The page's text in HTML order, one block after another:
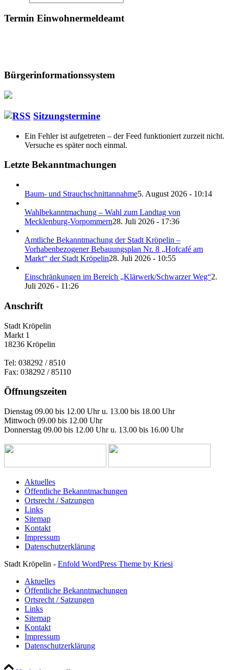
Termin Einwohnermeldeamt
Bürgerinformationssystem
Sitzungstermine
Ein Fehler ist aufgetreten – der Feed funktioniert zurzeit nicht.
Versuche es später noch einmal.
Letzte Bekanntmachungen
Baum- und Strauchschnittannahme5. August 2026 - 10:14
Wahlbekanntmachung – Wahl zum Landtag von
Mecklenburg-Vorpommern28. Juli 2026 - 17:36
Amtliche Bekanntmachung der Stadt Kröpelin –
Vorhabenbezogener Bebauungsplan Nr. 8 „Hofcafé am
Markt“ der Stadt Kröpelin28. Juli 2026 - 10:55
Einschränkungen im Bereich „Klärwerk/Schwarzer Weg“2.
Juli 2026 - 11:26
Anschrift
Stadt Kröpelin
Markt 1
18236 Kröpelin
Tel: 038292 / 8510
Fax: 038292 / 85110
Öffnungszeiten
Dienstag 09.00 bis 12.00 Uhr u. 13.00 bis 18.00 Uhr
Mittwoch 09.00 bis 12.00 Uhr
Donnerstag 09.00 bis 12.00 Uhr u. 13.00 bis 16.00 Uhr
Aktuelles
Öffentliche Bekanntmachungen
Ortsrecht / Satzungen
Links
Sitemap
Kontakt
Impressum
Datenschutzerklärung
Stadt Kröpelin - Enfold WordPress Theme by Kriesi
Aktuelles
Öffentliche Bekanntmachungen
Ortsrecht / Satzungen
Links
Sitemap
Kontakt
Impressum
Datenschutzerklärung